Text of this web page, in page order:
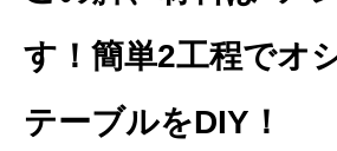
す！簡単2工程でオ
テーブルをDIY！